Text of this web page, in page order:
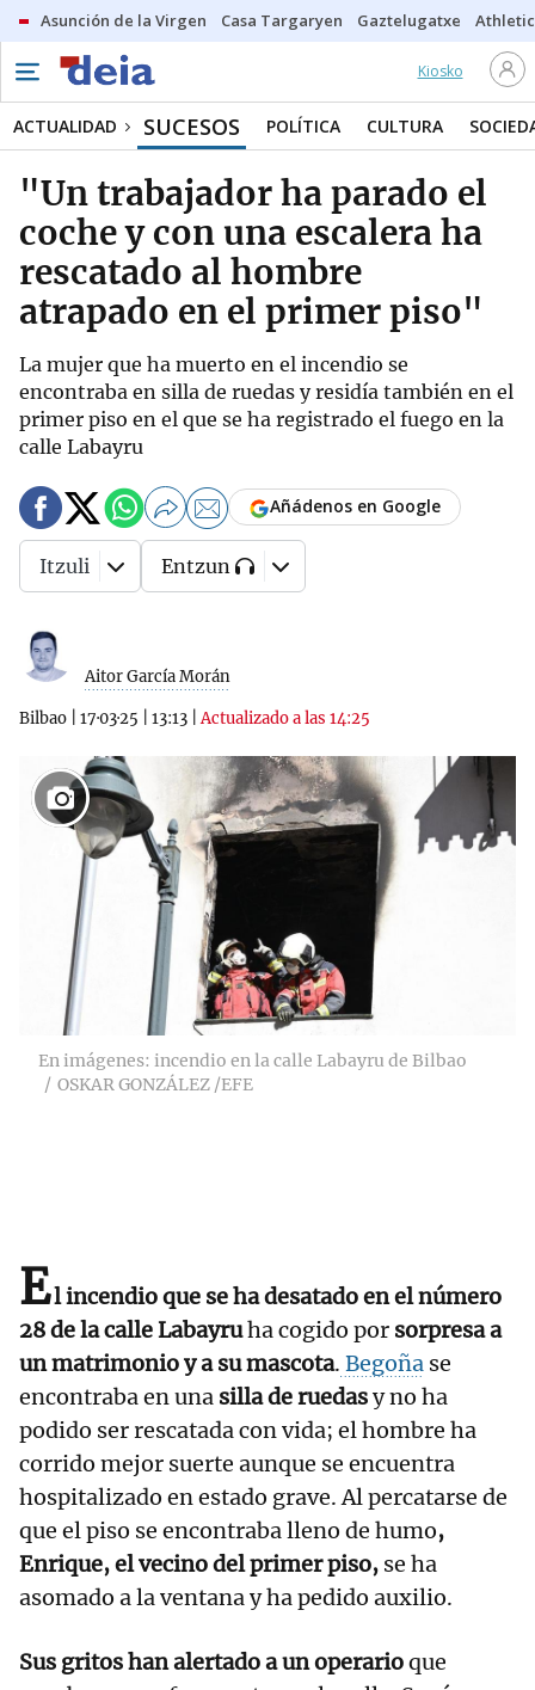
Asunción de la Virgen Casa Targaryen Gaztelugatxe Athletic
Kiosko
ACTUALIDAD SUCESOS POLÍTICA CULTURA
"Un trabajador ha parado el
coche y con una escalera ha
rescatado al hombre
atrapado en el primer piso"
La mujer que ha muerto en el incendio se
encontraba en silla de ruedas y residía también en el
primer piso en el que se ha registrado el fuego en la
calle Labayru
Aitor García Morán
Bilbao 17·03·25 13:13 |Actualizado a las 14:25
Añádenos en Google
Itzuli Entzun
En imágenes: incendio en la calle Labayru de Bilbao
OSKAR GONZÁLEZ /EFE
El incendio que se ha desatado en el número
28 de la calle Labayruha cogido por sorpresa a
un matrimonio y a su mascota. Begoña se
encontraba en una silla de ruedasy no ha
podido ser rescatada con vida; el hombre ha
corrido mejor suerte aunque se encuentra
hospitalizado en estado grave. Al percatarse de
que el piso se encontraba lleno de humo,
Enrique, el vecino del primer piso, se ha
asomado a la ventana y ha pedido auxilio.
Sus gritos han alertado a un operarioque